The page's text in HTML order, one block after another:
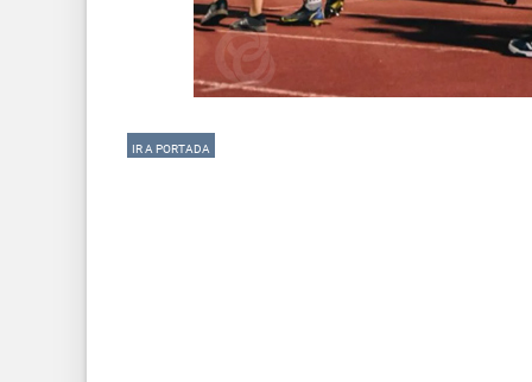
IR A PORTADA